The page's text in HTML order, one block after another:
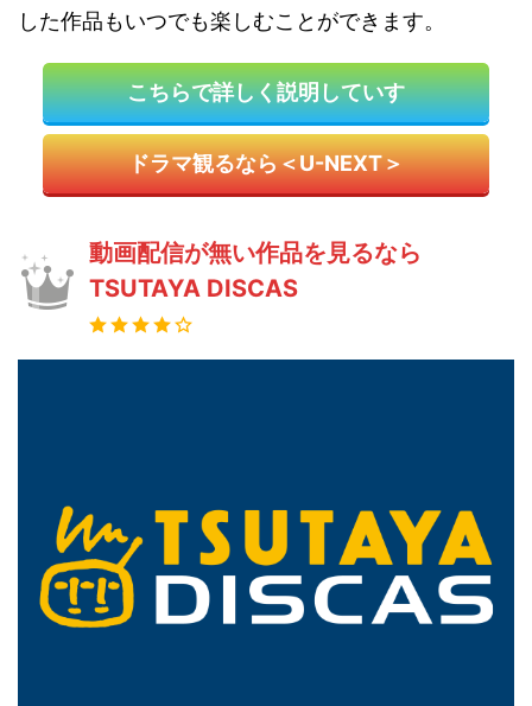
した作品もいつでも楽しむことができます。
こちらで詳しく説明していす
ドラマ観るなら＜U-NEXT＞
動画配信が無い作品を見るなら
TSUTAYA DISCAS